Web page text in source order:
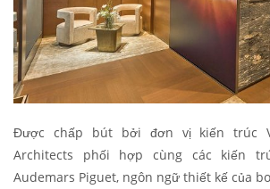
Được chấp bút bởi đơn vị kiến trúc
Architects phối hợp cùng các kiến
Audemars Piguet, ngôn ngữ thiết kế của